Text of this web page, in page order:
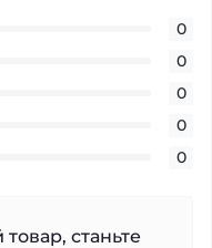
0
0
0
0
0
станьте